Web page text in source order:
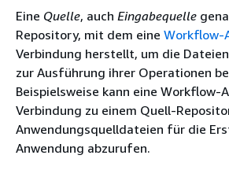
Eine Quelle, auch Eingabequelle
Repository, mit dem eine Workflow-
Verbindung herstellt, um die
zur Ausführung ihrer Operationen
Beispielsweise kann eine Workflow-
Verbindung zu einem Quell-
Anwendungsquelldateien für die
Anwendung abzurufen.